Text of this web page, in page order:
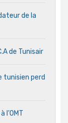
de la
de Tunisair
tunisien perd
l’OMT